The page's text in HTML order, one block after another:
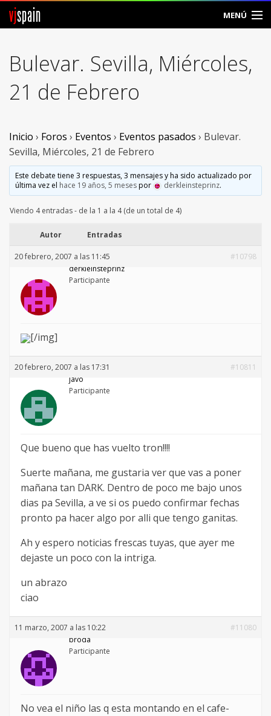
vjspain MENÚ
Foros
Noticias
Vjspain
Ayuda
Contacto
Entrar
Bulevar. Sevilla, Miércoles,
21 de Febrero
Inicio › Foros › Eventos › Eventos pasados › Bulevar.
Sevilla, Miércoles, 21 de Febrero
Este debate tiene 3 respuestas, 3 mensajes y ha sido actualizado por
última vez el hace 19 años, 5 mesespor derkleinsteprinz.
Viendo 4 entradas - de la 1 a la 4 (de un total de 4)
Autor Entradas
20 febrero, 2007 a las 11:45
#10798
derkleinsteprinz
Participante
[/img]
20 febrero, 2007 a las 17:31
#10811
javo
Participante
Que bueno que has vuelto tron!!!!
Suerte mañana, me gustaria ver que vas a poner
mañana tan DARK. Dentro de poco me bajo unos
dias pa Sevilla, a ve si os puedo confirmar fechas
pronto pa hacer algo por alli que tengo ganitas.
Ah y espero noticias frescas tuyas, que ayer me
dejaste un poco con la intriga.
un abrazo
ciao
11 marzo, 2007 a las 10:22
#11080
broda
Participante
No vea el niño las q esta montando en el cafe-